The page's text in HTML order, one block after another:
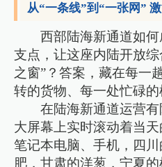
从“一条线”到“一张网”
西部陆海新通道如
支点，让这座内陆开放
之窗”？答案，藏在每一
转的货物、每一处忙碌的
在陆海新通道运营有
大屏幕上实时滚动着当
笔记本电脑、手机，四
肥，甘肃的洋葱，宁夏